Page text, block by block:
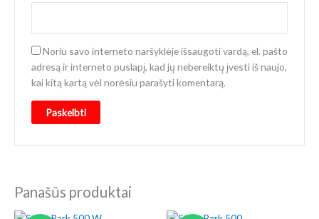
Noriu savo interneto naršyklėje išsaugoti vardą, el. pašto
adresą ir interneto puslapį, kad jų nebereiktų įvesti iš naujo,
kai kitą kartą vėl norėsiu parašyti komentarą.
Panašūs produktai